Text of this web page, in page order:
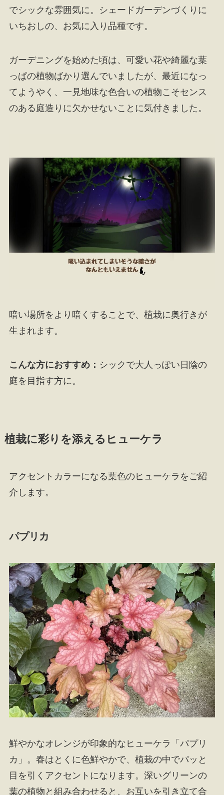
でシックな雰囲気に。シェードガーデンづくりに
いちおしの、お気に入り品種です。
ガーデニングを始めた頃は、可愛い花や綺麗な葉
っぱの植物ばかり選んでいましたが、最近になっ
てようやく、一見地味な色合いの植物こそセンス
のある庭造りに欠かせないことに気付きました。
暗い場所をより暗くすることで、植栽に奥行きが
生まれます。
こんな方におすすめ： シックで大人っぽい日陰の
庭を目指す方に。
植栽に彩りを添えるヒューケラ
アクセントカラーになる葉色のヒューケラをご紹
介します。
パプリカ
鮮やかなオレンジが印象的なヒューケラ「パプリ
カ」。春はとくに色鮮やかで、植栽の中でパッと
目を引くアクセントになります。深いグリーンの
葉の植物と組み合わせると、お互いを引き立て合